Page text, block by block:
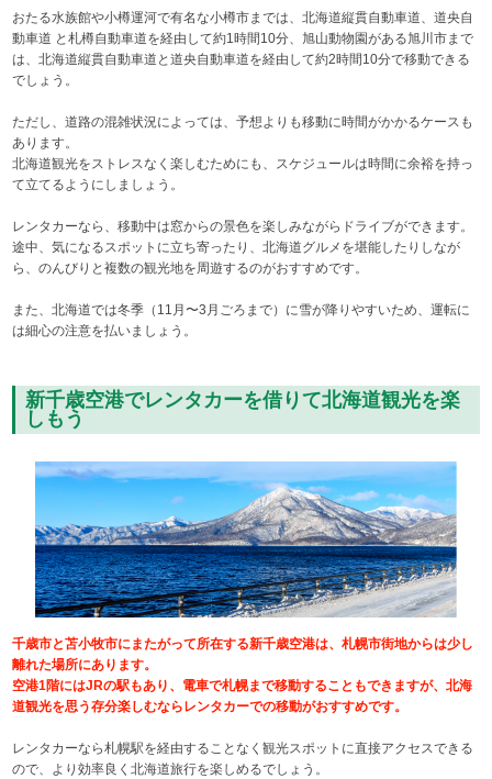
おたる水族館や小樽運河で有名な小樽市までは、北海道縦貫自動車道、道央自
動車道 と札樽自動車道を経由して約1時間10分、旭山動物園がある旭川市まで
は、北海道縦貫自動車道と道央自動車道を経由して約2時間10分で移動できる
でしょう。
ただし、道路の混雑状況によっては、予想よりも移動に時間がかかるケースも
あります。
北海道観光をストレスなく楽しむためにも、スケジュールは時間に余裕を持っ
て立てるようにしましょう。
レンタカーなら、移動中は窓からの景色を楽しみながらドライブができます。
途中、気になるスポットに立ち寄ったり、北海道グルメを堪能したりしなが
ら、のんびりと複数の観光地を周遊するのがおすすめです。
また、北海道では冬季（11月〜3月ごろまで）に雪が降りやすいため、運転に
は細心の注意を払いましょう。
新千歳空港でレンタカーを借りて北海道観光を楽
しもう
千歳市と苫小牧市にまたがって所在する新千歳空港は、札幌市街地からは少し
離れた場所にあります。
空港1階にはJRの駅もあり、電車で札幌まで移動することもできますが、北海
道観光を思う存分楽しむならレンタカーでの移動がおすすめです。
レンタカーなら札幌駅を経由することなく観光スポットに直接アクセスできる
ので、より効率良く北海道旅行を楽しめるでしょう。